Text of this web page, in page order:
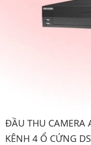
Hình ảnh đại diện của
ĐẦU THU CAMERA
KÊNH 4 Ổ CỨNG